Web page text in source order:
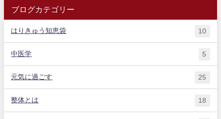
ブログカテゴリー
はりきゅう知恵袋 10
中医学 5
元気に過ごす 25
整体とは 18